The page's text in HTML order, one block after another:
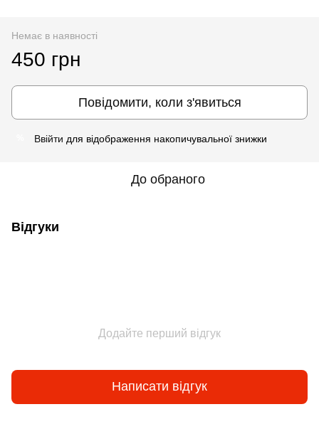
Немає в наявності
450 грн
Повідомити, коли з'явиться
Ввійти для відображення накопичувальної знижки
До обраного
Відгуки
Додайте перший відгук
Написати відгук